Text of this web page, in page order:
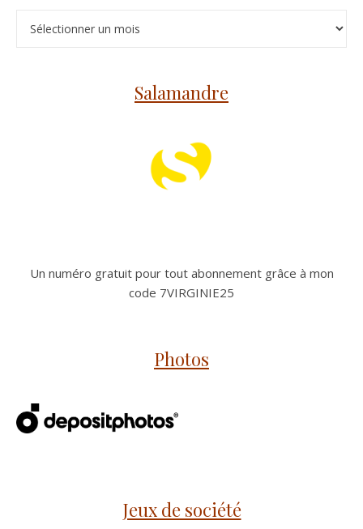
Salamandre
Un numéro gratuit pour tout abonnement grâce à mon
code 7VIRGINIE25
Photos
Jeux de société